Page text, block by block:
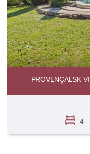
PROVENÇALSK
4